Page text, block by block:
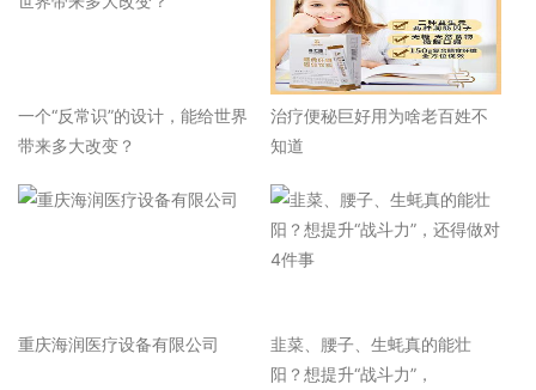
一个“反常识”的设计，能给世界
带来多大改变？
治疗便秘巨好用为啥老百姓不
知道
重庆海润医疗设备有限公司
韭菜、腰子、生蚝真的能壮
阳？想提升“战斗力”，